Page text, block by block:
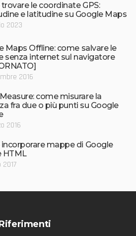
le coordinate GPS:
e latitudine su Google Maps
2023
Maps Offline: come salvare le
senza internet sul navigatore
2016
come misurare la
fra due o più punti su Google
2016
mappe di Google
HTML
2017